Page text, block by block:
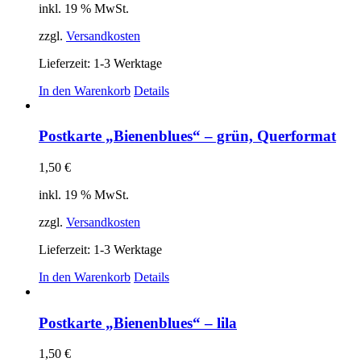
inkl. 19 % MwSt.
zzgl. Versandkosten
Lieferzeit: 1-3 Werktage
In den Warenkorb Details
Postkarte „Bienenblues“ – grün, Querformat
1,50 €
inkl. 19 % MwSt.
zzgl. Versandkosten
Lieferzeit: 1-3 Werktage
In den Warenkorb Details
Postkarte „Bienenblues“ – lila
1,50 €